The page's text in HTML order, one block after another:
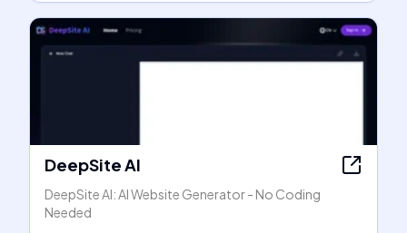
DeepSite AI
DeepSite AI: AI Website Generator - No Coding
Needed